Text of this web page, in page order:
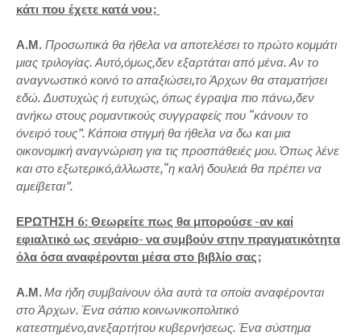
κάτι που έχετε κατά νου;
Α.Μ. Προσωπικά θα ήθελα να αποτελέσει το πρώτο κομμάτι
μιας τριλογίας. Αυτό,όμως,δεν εξαρτάται από μένα. Αν το
αναγνωστικό κοινό το απαξιώσει,το Άρχων θα σταματήσει
εδώ. Δυστυχώς ή ευτυχώς, όπως έγραψα πιο πάνω,δεν
ανήκω στους ρομαντικούς συγγραφείς που “κάνουν το
όνειρό τους”. Κάποια στιγμή θα ήθελα να δω και μια
οικονομική αναγνώριση για τις προσπάθειές μου. Όπως λένε
και στο εξωτερικό,άλλωστε,“η καλή δουλειά θα πρέπει να
αμείβεται”.
ΕΡΩΤΗΣΗ 6: Θεωρείτε πως θα μπορούσε -αν καί
εφιαλτικό ως σενάριο- να συμβούν στην πραγματικότητα
όλα όσα αναφέρονται μέσα στο βιβλίο σας;
Α.Μ.Μα ήδη συμβαίνουν όλα αυτά τα οποία αναφέρονται
στο Άρχων. Ένα σάπιο κοινωνικοπολιτικό
κατεστημένο,ανεξαρτήτου κυβερνήσεως. Ένα σύστημα